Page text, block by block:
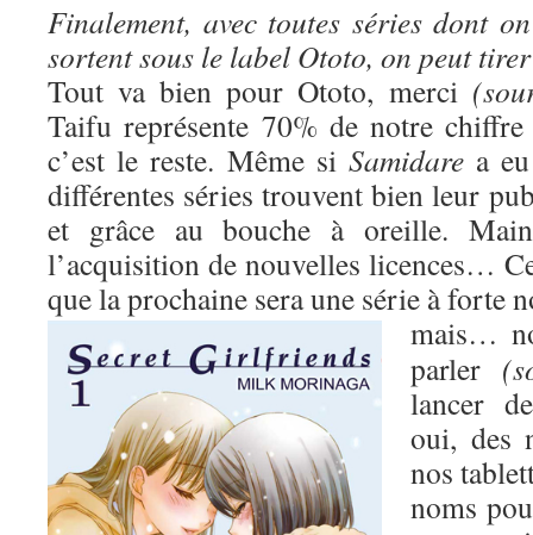
Finalement, avec toutes séries dont
sortent sous le label Ototo, on peut
Tout va bien pour Ototo, merci
Taifu représente 70% de notre chiffre
c’est le reste. Même si Samidarea eu
différentes séries trouvent bien leur
et grâce au bouche à oreille.
l’acquisition de nouvelles licences…
que la prochaine sera une série à forte
mais…
parler
lancer
oui, des
nos
noms